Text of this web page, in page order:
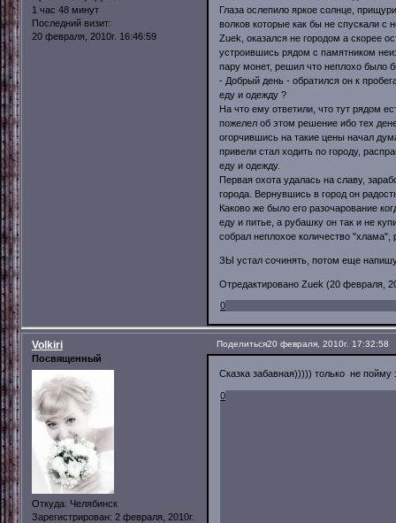
1 час 48 минут
Последний визит:
20 февраля, 2010г. 16:46:59
Глаза ослепило яркое солнце,
волков которые как бы не спускали с
Zuek, оказался не городом а скорее
устроившись рядом с памятником
пару монет, решил что неплохо было
- Добрый день - обратился он к
еду и одежду ?
На что ему ответили, что тут рядом
пожелел об этом решение ибо тех
огорчившись на такие цены начал
привели стал ходить по городу,
еду и одежду.
Первая охота удалась на славу,
города. Вернувшись в город он
Каково же было его разочарование
еду и питье, а рубашку он так и не
собрал неплохое количество "хлама",
ЗЫ устал сочинять, потом еще
Отредактировано Zuek (20 февраля,
0
Поделиться20 февраля, 2010г. 17:32:58
Volkiri
Посвященный
Откуда: Челябинск
Зарегистрирован: 2 февраля, 2010г.
Сказка забавная))))) только не
0